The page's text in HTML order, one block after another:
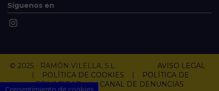
Síguenos en
© 2025 - RAMÓN VILELLA, S.L. AVISO LEGAL
|
POLÍTICA DE COOKIES |
POLÍTICA DE
PRIVACIDAD| CANAL DE DENUNCIAS
Consentimiento de cookies